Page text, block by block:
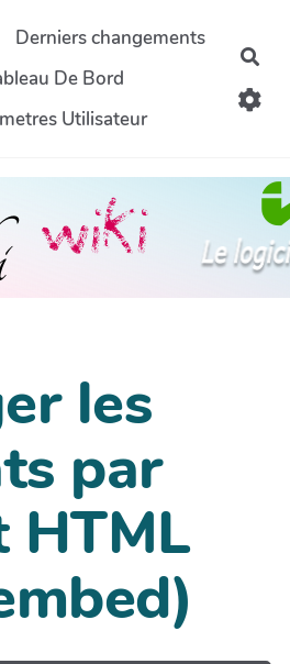
Derniers changements
De Bord
Utilisateur
les
par